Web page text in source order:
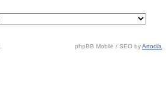
phpBB Mobile / SEO byArtodia